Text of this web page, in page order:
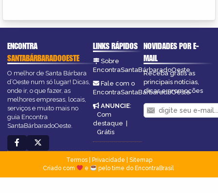
ENCONTRA
SANTABÁRBARADOOESTE
O melhor de Santa Bárbara
d’Oeste num só lugar! Dicas,
onde ir, o que fazer, as
melhores empresas, locais,
serviços e muito mais no
guia Encontra
SantaBárbaradoOeste.
LINKS RÁPIDOS
Sobre
EncontraSantaBárbaradoOeste
Fale com o
EncontraSantaBárbaradoOeste
ANUNCIE:
Com
destaque |
Grátis
NOVIDADES POR E-
MAIL
Receba grátis as
principais notícias,
dicas e promoções
Termos| Privacidade
Sitemap
Criado com
e pelo time do EncontraBrasil